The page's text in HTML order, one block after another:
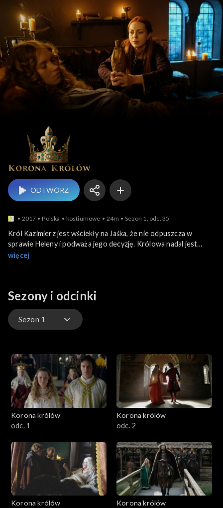
Korona królów
ODTWÓRZ
2017 Polska kostiumowe 24m Sezon 1, odc. 35
Król Kazimierz jest wściekły na Jaśka, że nie odpuszcza w
sprawie Heleny i podważa jego decyzję. Królowa nadal jest
bardzo słaba, sprzeciwia się metodom jakimi leczy ją Egle.
więcej
Sezony i odcinki
Sezon 1
Sezon 2
Sezon 3
Korona królów
odc. 1
Korona królów
odc. 2
Korona królów
Korona królów